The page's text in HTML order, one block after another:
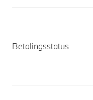
Betalingsstatus